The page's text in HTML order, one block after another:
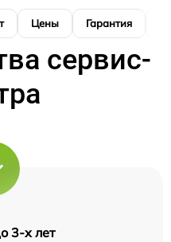
Цены Гарантия
сервис-
3-х лет